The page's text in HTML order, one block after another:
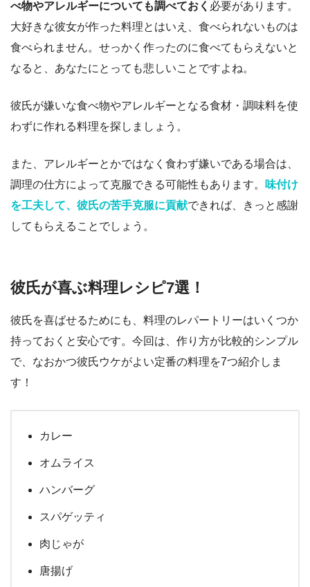
べ物やアレルギーについても調べておく 必要があります。
大好きな彼女が作った料理とはいえ、食べられないものは
食べられません。せっかく作ったのに食べてもらえないと
なると、あなたにとっても悲しいことですよね。
彼氏が嫌いな食べ物やアレルギーとなる食材・調味料を使
わずに作れる料理を探しましょう。
また、アレルギーとかではなく食わず嫌いである場合は、
調理の仕方によって克服できる可能性もあります。
味付け
を工夫して、彼氏の苦手克服に貢献できれば、きっと感謝
してもらえることでしょう。
彼氏が喜ぶ料理レシピ7選！
彼氏を喜ばせるためにも、料理のレパートリーはいくつか
持っておくと安心です。今回は、作り方が比較的シンプル
で、なおかつ彼氏ウケがよい定番の料理を7つ紹介しま
す！
カレー
オムライス
ハンバーグ
スパゲッティ
肉じゃが
唐揚げ